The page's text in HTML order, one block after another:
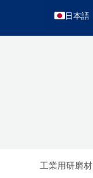
日本語
English
العربية
工業用研磨材